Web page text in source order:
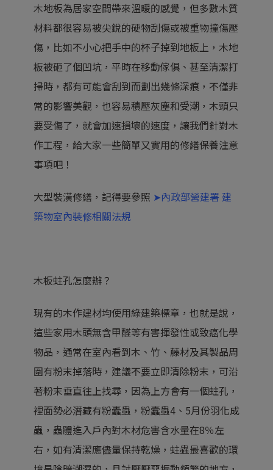
木地板為居家空間帶來溫暖的感覺，但多數木質
材料都很容易被尖銳的硬物刮傷或被重物撞傷壓
傷，比如不小心把手中的杯子掉到地板上，木地
板被砸了個凹坑，平時在移動傢俱、甚至清潔打
掃時，都有可能會刮到而劃出幾條深痕，不僅非
常的影響美觀，也容易積壓灰塵和受潮，木頭只
要受傷了，就會加速損壞的速度，讓我們針對木
作工程，給大家一些簡單又實用的修繕保養注意
事項吧！
大型裝潢修繕，記得要參照 ➤內政部營建署 建
築物室內裝修相關法規
木板蛀孔怎麼辦？
現有的木作建材均使用綠建築標章，也就是說，
這些家用木頭無含甲醛等有害揮發性或致癌化學
物品，通常在室內看到木、竹、藤材及其製品周
圍有粉末掉落時，建議不要立即清除粉末，可沿
著粉末垂直往上找尋，因為上方會有一個蛀孔，
裡面勢必潛藏有粉蠹蟲，粉蠧蟲4、5月份羽化成
蟲，蟲體進入戶內對木材危害含水量在8％左
右，如有清潔應儘量保持乾燥，蛀蟲最喜歡的環